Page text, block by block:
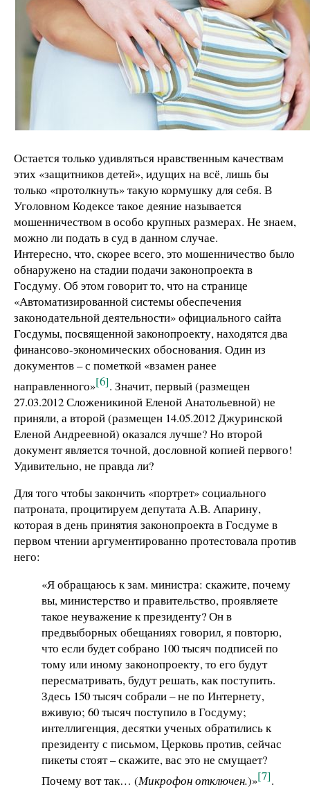
Остается только удивляться нравственным качествам
этих «защитников детей», идущих на всё, лишь бы
только «протолкнуть» такую кормушку для себя. В
Уголовном Кодексе такое деяние называется
мошенничеством в особо крупных размерах. Не знаем,
можно ли подать в суд в данном случае.
Интересно, что, скорее всего, это мошенничество было
обнаружено на стадии подачи законопроекта в
Госдуму. Об этом говорит то, что на странице
«Автоматизированной системы обеспечения
законодательной деятельности» официального сайта
Госдумы, посвященной законопроекту, находятся два
финансово-экономических обоснования. Один из
документов – с пометкой «взамен ранее
направленного»[6]. Значит, первый (размещен
27.03.2012 Сложеникиной Еленой Анатольевной) не
приняли, а второй (размещен 14.05.2012 Джуринской
Еленой Андреевной) оказался лучше? Но второй
документ является точной, дословной копией первого!
Удивительно, не правда ли?
Для того чтобы закончить «портрет» социального
патроната, процитируем депутата А.В. Апарину,
которая в день принятия законопроекта в Госдуме в
первом чтении аргументированно протестовала против
него:
«Я обращаюсь к зам. министра: скажите, почему
вы, министерство и правительство, проявляете
такое неуважение к президенту? Он в
предвыборных обещаниях говорил, я повторю,
что если будет собрано 100 тысяч подписей по
тому или иному законопроекту, то его будут
пересматривать, будут решать, как поступить.
Здесь 150 тысяч собрали – не по Интернету,
вживую; 60 тысяч поступило в Госдуму;
интеллигенция, десятки ученых обратились к
президенту с письмом, Церковь против, сейчас
пикеты стоят – скажите, вас это не смущает?
Почему вот так… (Микрофон отключен.)»[7].